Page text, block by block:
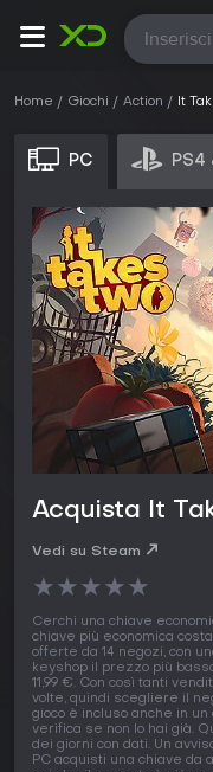
Tutte
Home Giochi Action It
PC PS4
Acquista It
Vedi su Steam
★★★★★
Cerchi una chiave
chiave più economica costa
offerte da 14 negozi, con
keyshop il prezzo più
11,99 €. Con così tanti
volte, quindi scegliere il
gioco è incluso anche in un
verifica se non lo hai già.
dei giorni con dati. Un
PC acquisti una chiave da